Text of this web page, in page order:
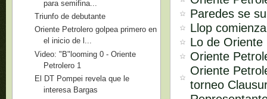
Paredes se
Llop
Lo de
Oriente
Oriente
torneo
para semifina...
Triunfo de debutante
Oriente Petrolero golpea primero en
el inicio de l...
Video: "B"looming 0 - Oriente
Petrolero 1
El DT Pompei revela que le
interesa Bargas